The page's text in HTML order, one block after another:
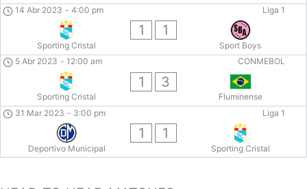
Liga 1
14 Abr 2023 - 4:00 pm
Sporting Cristal
1 1
Sport Boys
CONMEBOL
5 Abr 2023 - 12:00 am
Sporting Cristal
1 3
Fluminense
Liga 1
31 Mar 2023 - 3:00 pm
Deportivo Municipal
1 1
Sporting Cristal